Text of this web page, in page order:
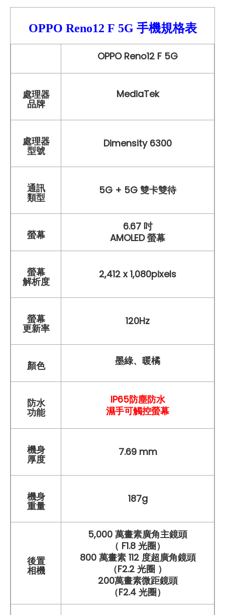
OPPO Reno12 F 5G 手機規格表
OPPO Reno12 F 5G
處理器
品牌
MediaTek
處理器
型號
Dimensity 6300
通訊
類型
5G + 5G 雙卡雙待
螢幕
6.67 吋
AMOLED 螢幕
螢幕
解析度
2,412 x 1,080pixels
螢幕
更新率
120Hz
顏色 墨綠、 暖橘
防水
功能
IP65防塵防水
濕手可觸控螢幕
機身
厚度
7.69 mm
機身
重量
187g
後置
相機
5,000 萬畫素廣角主鏡頭
（ F1.8 光圈）
800 萬畫素 112 度超廣角鏡頭
（F2.2 光圈 ）
200萬畫素微距鏡頭
（F2.4 光圈）